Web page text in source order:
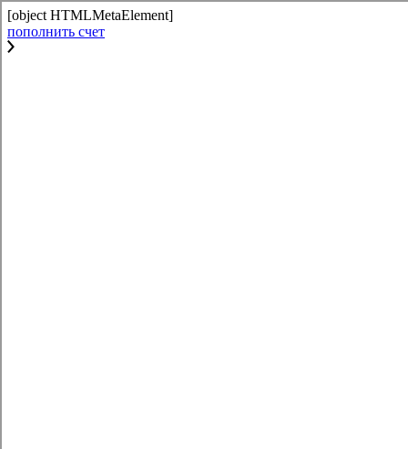
[object HTMLMetaElement]
пополнить счет